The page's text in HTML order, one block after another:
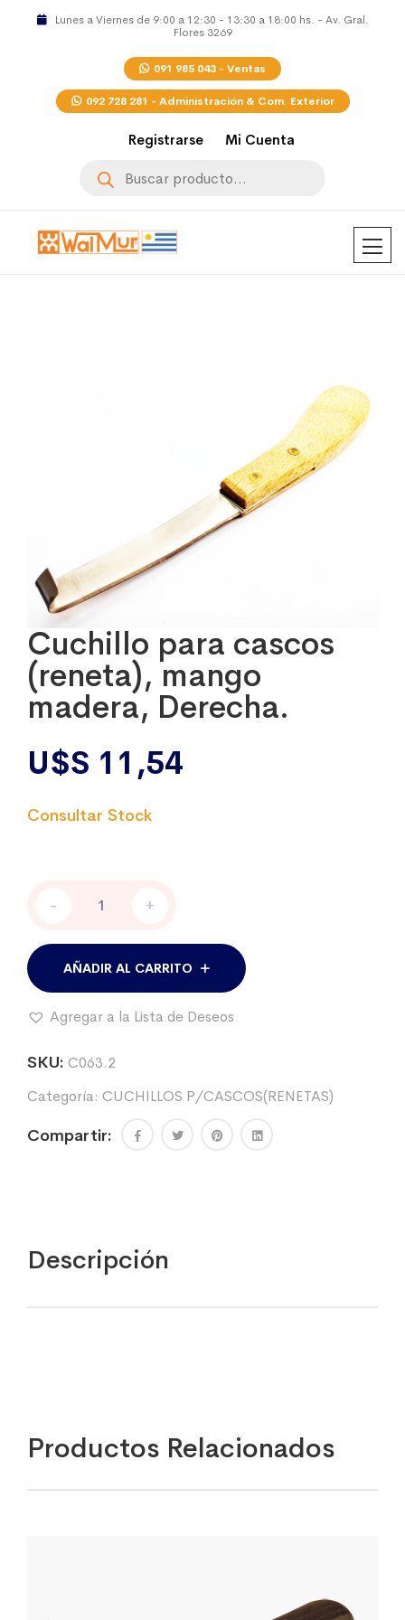
Lunes a Viernes de 9:00 a 12:30 - 13:30 a 18:00 hs. - Av. Gral.
Flores 3269
091 985 043 - Ventas
092 728 281 - Administración & Com. Exterior
Registrarse Mi Cuenta
Cuchillo para cascos
(reneta), mango
madera, Derecha.
U$S 11,54
(reneta),
mango
madera,
cantidad
- +
AÑADIR AL CARRITO
Agregar a la Lista de Deseos
SKU: C063.2
Categoría: CUCHILLOS P/CASCOS(RENETAS)
Compartir:
Descripción
Productos Relacionados